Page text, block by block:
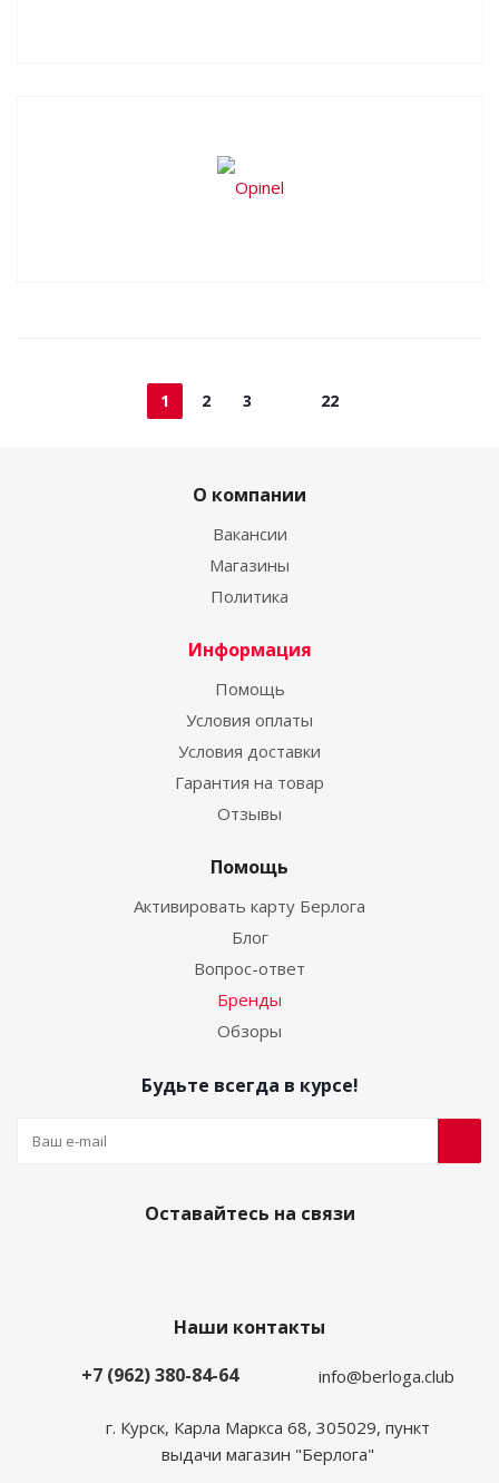
1 2 3 22
О компании
Вакансии
Магазины
Политика
Информация
Помощь
Условия оплаты
Условия доставки
Гарантия на товар
Отзывы
Помощь
Активировать карту Берлога
Блог
Вопрос-ответ
Бренды
Обзоры
Будьте всегда в курсе!
Оставайтесь на связи
Наши контакты
+7 (962) 380-84-64
info@berloga.club
г. Курск, Карла Маркса 68, 305029, пункт
выдачи магазин "Берлога"